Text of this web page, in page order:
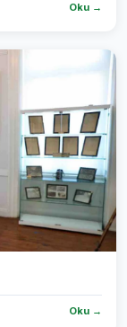
Oku →
Oku →